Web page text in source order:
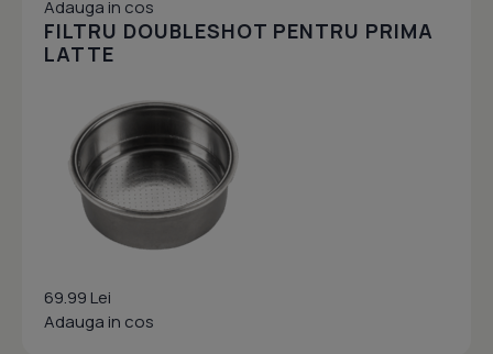
Adauga in cos
FILTRU DOUBLESHOT PENTRU PRIMA
LATTE
69.99 Lei
Adauga in cos